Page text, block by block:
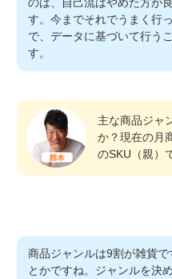
す。今までそれでうまく行
で、データに基づいて行う
す。
主な商品ジャ
か？現在の月
のSKU（親）
商品ジャンルは9割が雑貨
とかですね。ジャンルを決